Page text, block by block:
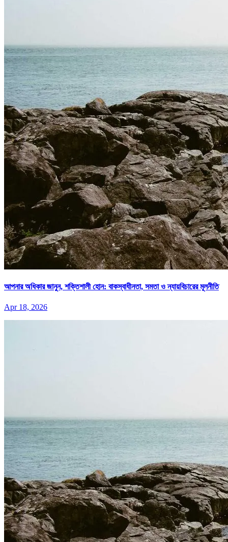
আপনার অধিকার জানুন, শক্তিশালী হোন: বাকস্বাধীনতা, সমতা ও ন্যায়বিচারের মূলনীতি
Apr 18, 2026